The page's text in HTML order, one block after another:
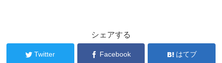
シェアする
Twitter Facebook はてブ